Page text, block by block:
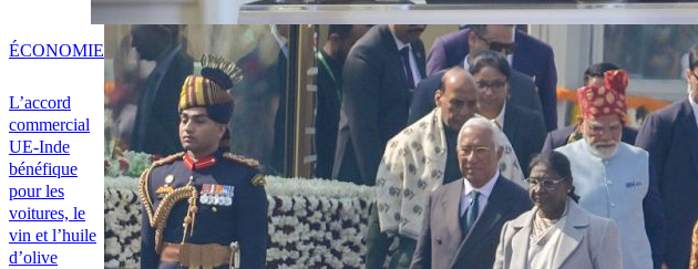
L’accord
commercial
UE-Inde
bénéfique
pour les
voitures, le
vin et l’huile
d’olive
ÉCONOMIE